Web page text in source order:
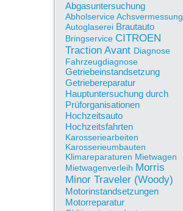
Abgasuntersuchung
AbholserviceAchsvermessung
Autoglaserei Brautauto
Bringservice CITROEN
Traction Avant Diagnose
Fahrzeugdiagnose
Getriebeinstandsetzung
Getriebereparatur
Hauptuntersuchung durch
Prüforganisationen
Hochzeitsauto
Hochzeitsfahrten
Karosseriearbeiten
Karosserieumbauten
Klimareparaturen Mietwagen
Mietwagenverleih Morris
Minor Traveler (Woody)
Motorinstandsetzungen
Motorreparatur